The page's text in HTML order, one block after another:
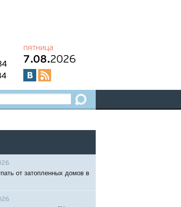
пятница
7.08.2026
от затопленных домов в